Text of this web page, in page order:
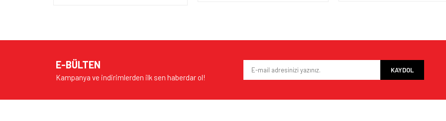
E-BÜLTEN
Kampanya ve indirimlerden ilk sen haberdar ol!
KAYDOL